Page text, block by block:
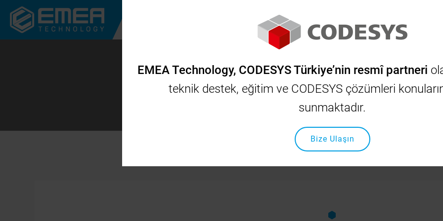
CODESYS INOVANCE OSAI SCHNEIDER
Anasayfa Çözümlerimiz Yatay Kutulama Maki̇nesi̇ Otomasyonu
Yatay Kutulama Maki̇nesi̇
EMEA Technology, CODESYS Türkiye’nin resmî partneri
teknik destek, eğitim ve CODESYS çözümleri
sunmaktadır.
Bize Ulaşın